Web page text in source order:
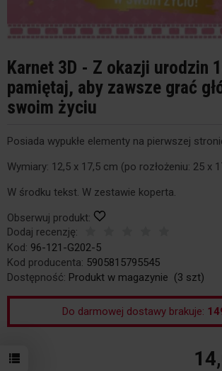
Karnet 3D - Z okazji urodzin
pamiętaj, aby zawsze grać
swoim życiu
Posiada wypukłe elementy na pierwszej
Wymiary: 12,5 x 17,5 cm (po rozłożeniu: 25 x
W środku tekst. W zestawie koperta.
Obserwuj produkt:
Dodaj recenzję:
Kod: 96-121-G202-5
Kod producenta: 5905815795545
Dostępność: Produkt w magazynie (3 szt)
Do darmowej dostawy brakuje: